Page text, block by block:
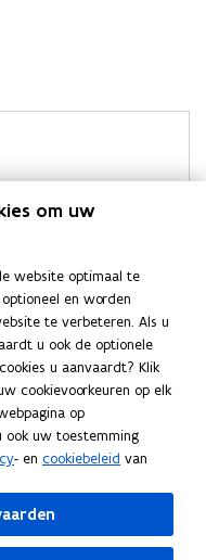
Brussel, België
om uw
website optimaal te
en worden
te verbeteren. Als u
u ook de optionele
u aanvaardt? Klik
cookievoorkeuren op elk
op
ook uw toestemming
- en cookiebeleid van